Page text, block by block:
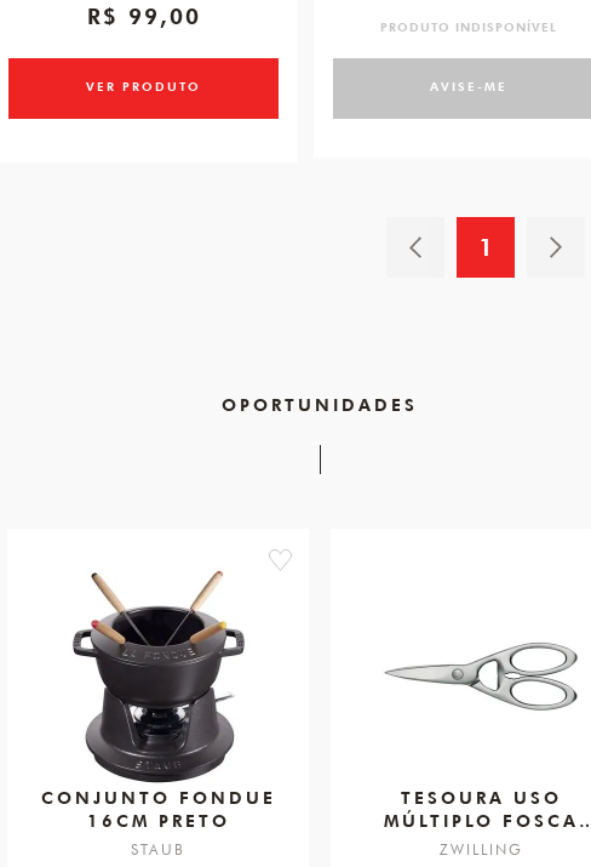
R$ 99,00
VER PRODUTO
PRODUTO INDISPONÍVEL
AVISE-ME
1
OPORTUNIDADES
favorite
CONJUNTO FONDUE
16CM PRETO
STAUB
TESOURA USO
MÚLTIPLO FOSCA
200MM
ZWILLING